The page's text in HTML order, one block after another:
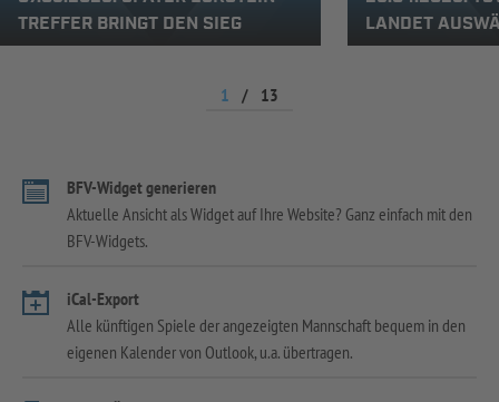
TREFFER BRINGT DEN SIEG
LANDET
1 / 13
BFV-Widget generieren
Aktuelle Ansicht als Widget auf Ihre Website? Ganz einfach mit den
BFV-Widgets.
iCal-Export
Alle künftigen Spiele der angezeigten Mannschaft bequem in den
eigenen Kalender von Outlook, u.a. übertragen.